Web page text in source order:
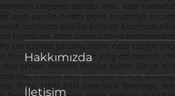
Hakkımızda
İletişim